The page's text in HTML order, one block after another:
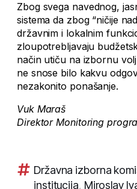
Zbog svega navednog,
sistema da zbog “ničije
državnim i lokalnim
zloupotrebljavaju
način utiču na izbornu
ne snose bilo kakvu
nezakonito ponašanje.
Vuk Maraš
Direktor Monitoring
Državna izborna
institucija, Miroslav